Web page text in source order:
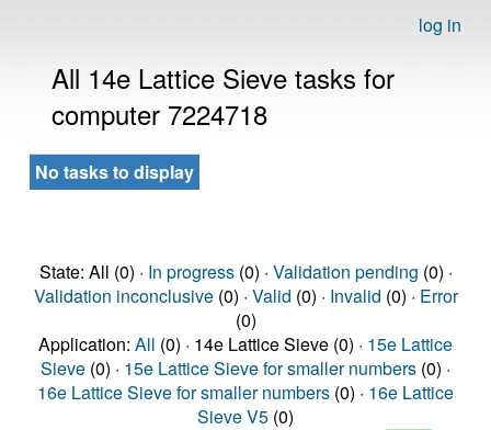
log in
All 14e Lattice Sieve tasks for
computer 7224718
No tasks to display
State: All (0) · In progress(0) · Validation pending (0) ·
Validation inconclusive(0) · Valid (0) · Invalid (0) · Error
(0)
Application: All (0) · 14e Lattice Sieve (0) · 15e Lattice
Sieve (0) · 15e Lattice Sieve for smaller numbers (0) ·
16e Lattice Sieve for smaller numbers (0) · 16e Lattice
Sieve V5 (0)